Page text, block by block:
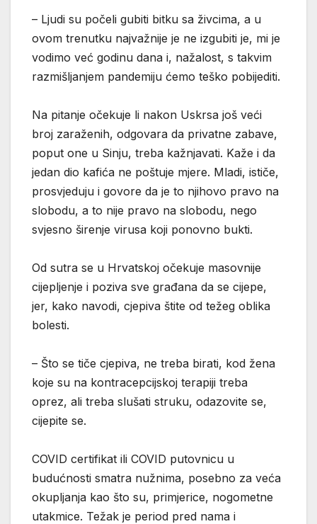
– Ljudi su počeli gubiti bitku sa živcima, a u
ovom trenutku najvažnije je ne izgubiti je, mi je
vodimo već godinu dana i, nažalost, s takvim
razmišljanjem pandemiju ćemo teško pobijediti.
Na pitanje očekuje li nakon Uskrsa još veći
broj zaraženih, odgovara da privatne zabave,
poput one u Sinju, treba kažnjavati. Kaže i da
jedan dio kafića ne poštuje mjere. Mladi, ističe,
prosvjeduju i govore da je to njihovo pravo na
slobodu, a to nije pravo na slobodu, nego
svjesno širenje virusa koji ponovno bukti.
Od sutra se u Hrvatskoj očekuje masovnije
cijepljenje i poziva sve građana da se cijepe,
jer, kako navodi, cjepiva štite od težeg oblika
bolesti.
– Što se tiče cjepiva, ne treba birati, kod žena
koje su na kontracepcijskoj terapiji treba
oprez, ali treba slušati struku, odazovite se,
cijepite se.
COVID certifikat ili COVID putovnicu u
budućnosti smatra nužnima, posebno za veća
okupljanja kao što su, primjerice, nogometne
utakmice. Težak je period pred nama i